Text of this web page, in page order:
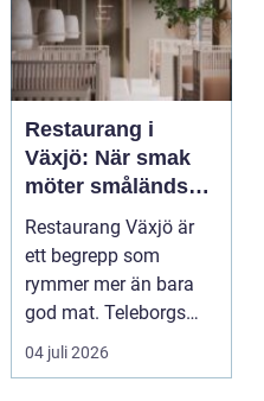
Restaurang i
Växjö: När smak
möter småländsk
sjöutsikt
Restaurang Växjö är
ett begrepp som
rymmer mer än bara
god mat. Teleborgs
slott ...
04 juli 2026